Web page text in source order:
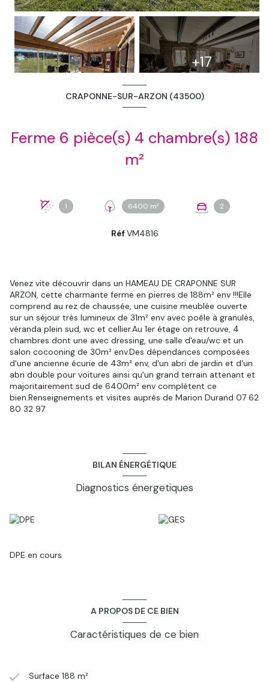
+17
CRAPONNE-SUR-ARZON (43500)
Ferme 6 pièce(s) 4 chambre(s) 188
m²
1 6400 m² 2
RéfVM4816
Venez vite découvrir dans un HAMEAU DE CRAPONNE SUR
ARZON, cette charmante ferme en pierres de 188m² env !!!Elle
comprend au rez de chaussée, une cuisine meublée ouverte
sur un séjour très lumineux de 31m² env avec poêle à granulés,
véranda plein sud, wc et cellier.Au 1er étage on retrouve, 4
chambres dont une avec dressing, une salle d'eau/wc et un
salon cocooning de 30m² env.Des dépendances composées
d'une ancienne écurie de 43m² env, d'un abri de jardin et d'un
abri double pour voitures ainsi qu'un grand terrain attenant et
majoritairement sud de 6400m² env complètent ce
bien.Renseignements et visites auprès de Marion Durand 07 62
80 32 97
BILAN ÉNERGÉTIQUE
Diagnostics énergetiques
DPE en cours
A PROPOS DE CE BIEN
Caractéristiques de ce bien
Surface 188 m²